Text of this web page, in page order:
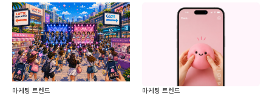
마케팅 트렌드 마케팅 트렌드